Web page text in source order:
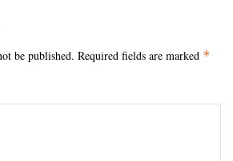
be published. Required fields are marked *